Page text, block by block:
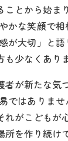
とから始ま
かな笑顔で
が大切」と
少なくあり
が新たな気
ではありま
がこどもが
を作り続け